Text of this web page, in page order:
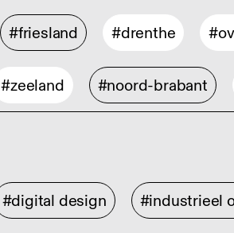
#friesland #drenthe
#zeeland #noord-brabant
#digital design #industrieel